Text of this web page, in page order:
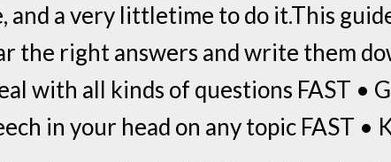
and a very littletime to do it.This
the right answers and write them
with all kinds of questions FAST •
in your head on any topic FAST •